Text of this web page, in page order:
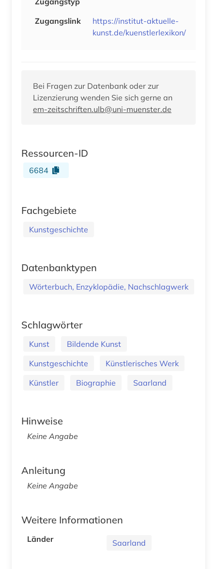
Zugangslink
https://institut-aktuelle-
kunst.de/kuenstlerlexikon/
Bei Fragen zur Datenbank oder zur
Lizenzierung wenden Sie sich gerne an
em-zeitschriften.ulb@uni-muenster.de
Ressourcen-ID
6684
Fachgebiete
Kunstgeschichte
Datenbanktypen
Wörterbuch, Enzyklopädie, Nachschlagwerk
Schlagwörter
Kunst
Bildende Kunst
Kunstgeschichte
Künstlerisches Werk
Künstler
Biographie Saarland
Hinweise
Keine Angabe
Anleitung
Keine Angabe
Weitere Informationen
Länder Saarland